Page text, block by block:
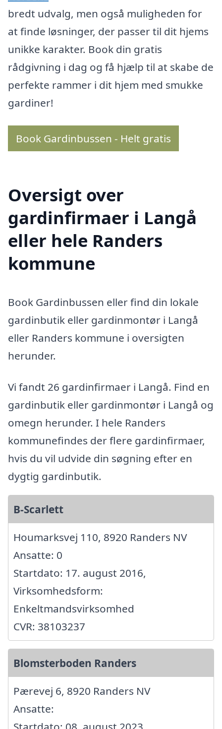
bredt udvalg, men også muligheden for
at finde løsninger, der passer til dit hjems
unikke karakter. Book din gratis
rådgivning i dag og få hjælp til at skabe de
perfekte rammer i dit hjem med smukke
gardiner!
Book Gardinbussen - Helt gratis
Oversigt over
gardinfirmaer i Langå
eller hele Randers
kommune
Book Gardinbussen eller find din lokale
gardinbutik eller gardinmontør i Langå
eller Randers kommune i oversigten
herunder.
Vi fandt 26 gardinfirmaer i Langå. Find en
gardinbutik eller gardinmontør i Langå og
omegn herunder. I hele Randers
kommunefindes der flere gardinfirmaer,
hvis du vil udvide din søgning efter en
dygtig gardinbutik.
B-Scarlett
Houmarksvej 110, 8920 Randers NV
Ansatte: 0
Startdato: 17. august 2016,
Virksomhedsform:
Enkeltmandsvirksomhed
CVR: 38103237
Blomsterboden Randers
Pærevej 6, 8920 Randers NV
Ansatte: